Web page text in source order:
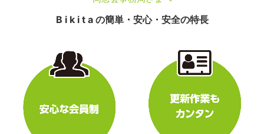
B i k i t a の簡単・安心・安全の特長